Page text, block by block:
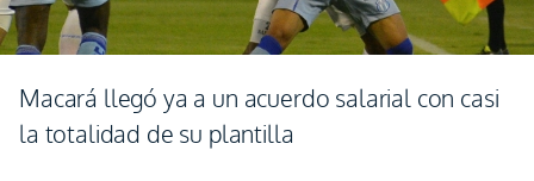
Macará llegó ya a un acuerdo salarial con casi
la totalidad de su plantilla